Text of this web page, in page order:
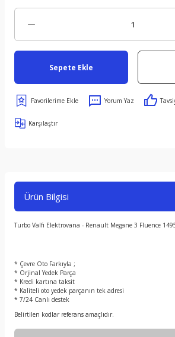
Sepete Ekle
Yorum Yaz
Karşılaştır
Ürün Bilgisi
Turbo Valfı Elektrovana - Renault Megane 3 Fluence
* Çevre Oto Farkıyla ;
* Orjinal Yedek Parça
* Kredi kartına taksit
* Kaliteli oto yedek parçanın tek adresi
* 7/24 Canlı destek
Belirtilen kodlar referans amaçlıdır.